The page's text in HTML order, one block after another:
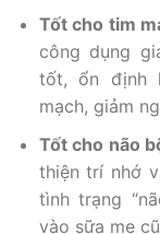
Tốt cho tim
công dụng
tốt, ổn định
mạch, giảm
Tốt cho não
thiện trí nhớ
tình trạng
vào sữa mẹ